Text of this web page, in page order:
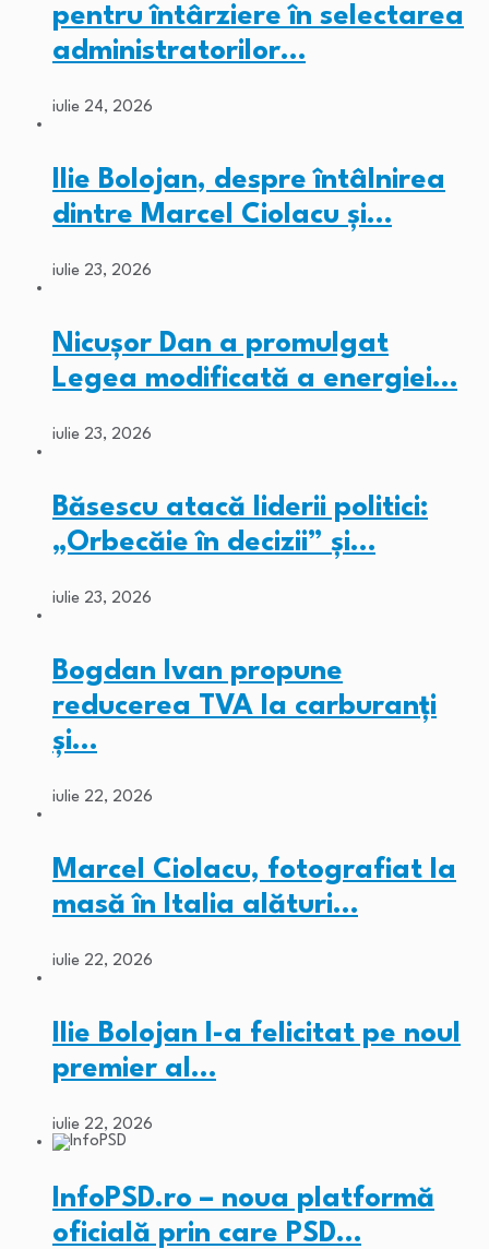
pentru întârziere în selectarea
administratorilor…
iulie 24, 2026
Ilie Bolojan, despre întâlnirea
dintre Marcel Ciolacu și…
iulie 23, 2026
Nicușor Dan a promulgat
Legea modificată a energiei…
iulie 23, 2026
Băsescu atacă liderii politici:
„Orbecăie în decizii” și…
iulie 23, 2026
Bogdan Ivan propune
reducerea TVA la carburanți
și…
iulie 22, 2026
Marcel Ciolacu, fotografiat la
masă în Italia alături…
iulie 22, 2026
Ilie Bolojan l-a felicitat pe noul
premier al…
iulie 22, 2026
InfoPSD.ro – noua platformă
oficială prin care PSD…